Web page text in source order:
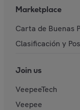
Marketplace
Carta de Buenas
Clasificación y
Join us
VeepeeTech
Veepee